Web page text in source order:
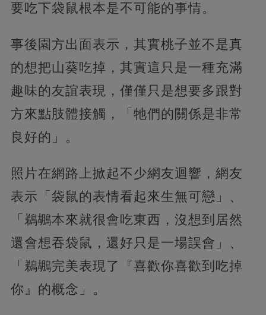
要吃下袋鼠根本是不可能的事情。
事後園方出面表示，其實桃子並不是真
的想把山葵吃掉，其實這只是一種充滿
趣味的友誼表現，僅僅只是想要多跟對
方來點肢體接觸，「牠們的關係是非常
良好的」。
照片在網路上掀起不少網友迴響，網友
表示「袋鼠的表情看起來生無可戀」、
「鵜鶘本來就很會吃東西，沒想到居然
還會想吞袋鼠，還好只是一場誤會」、
「鵜鶘完美表現了『喜歡你喜歡到吃掉
你』的概念」。